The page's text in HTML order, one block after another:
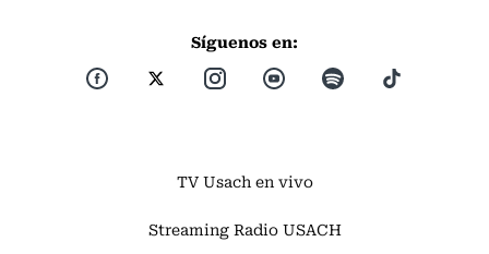
Síguenos en:
TV Usach en vivo
Streaming Radio USACH